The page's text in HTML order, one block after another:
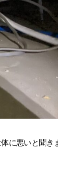
に悪いと聞き